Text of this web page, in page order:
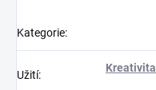
Kategorie:
Užití:
Kreativita